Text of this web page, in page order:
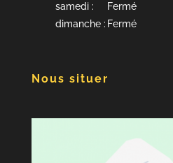
samedi :
Fermé
dimanche : Fermé
Nous situer